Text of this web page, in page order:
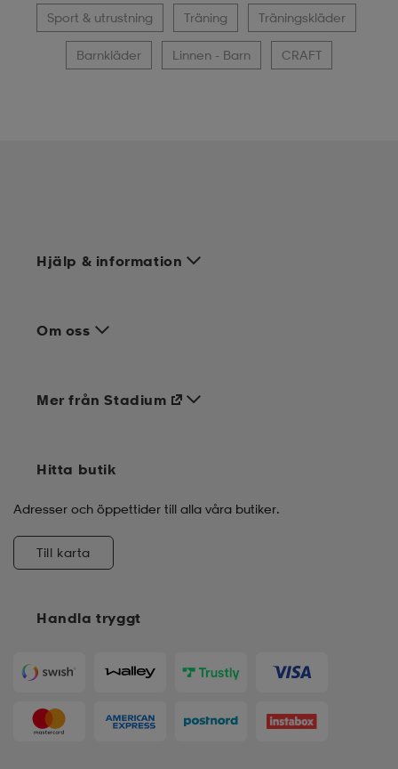
Sport & utrustning Träning Träningskläder
Barnkläder Linnen - Barn CRAFT
Hjälp & information
Om oss
Handla tryggt
Mer från Stadium
Hitta butik
Adresser och öppettider till alla våra butiker.
Till karta